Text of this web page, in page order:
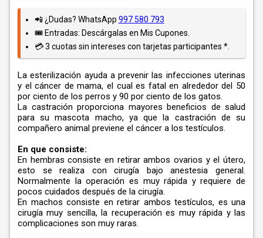
📲 ¿Dudas? WhatsApp 997 580 793
🎟️ Entradas: Descárgalas en Mis Cupones.
💳 3 cuotas sin intereses con tarjetas participantes *.
La esterilización ayuda a prevenir las infecciones uterinas
y el cáncer de mama, el cual es fatal en alrededor del 50
por ciento de los perros y 90 por ciento de los gatos.
La castración proporciona mayores beneficios de salud
para su mascota macho, ya que la castración de su
compañero animal previene el cáncer a los testículos.
En que consiste:
En hembras consiste en retirar ambos ovarios y el útero,
esto se realiza con cirugía bajo anestesia general.
Normalmente la operación es muy rápida y requiere de
pocos cuidados después de la cirugía.
En machos consiste en retirar ambos testículos, es una
cirugía muy sencilla, la recuperación es muy rápida y las
complicaciones son muy raras.